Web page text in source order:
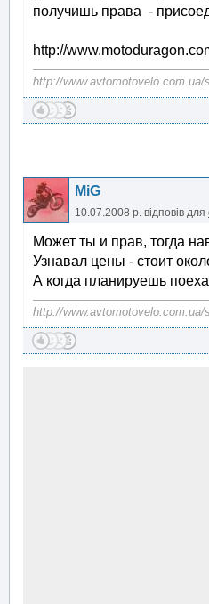
получишь права -
http://
http://
MiG
10.07.2008 р. відповів для
Может ты и прав, тогда
Узнавал цены - стоит
А когда планируешь
http://